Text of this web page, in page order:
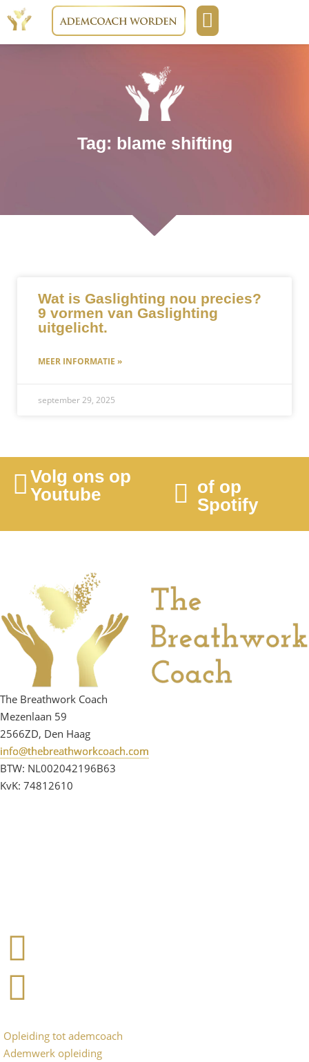
Tag: blame shifting
Wat is Gaslighting nou precies?
9 vormen van Gaslighting
uitgelicht.
MEER INFORMATIE »
september 29, 2025
Volg ons op
Youtube
of op
Spotify
The Breathwork Coach
Mezenlaan 59
2566ZD, Den Haag
info@thebreathworkcoach.com
BTW: NL002042196B63
KvK: 74812610
Opleiding tot ademcoach
Ademwerk opleiding